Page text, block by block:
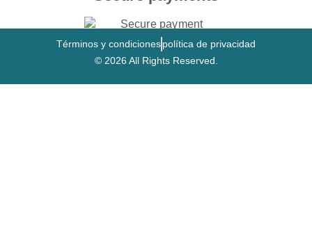
© 2026 All Rights Reserved.
Términos y condicionespolítica de privacidad